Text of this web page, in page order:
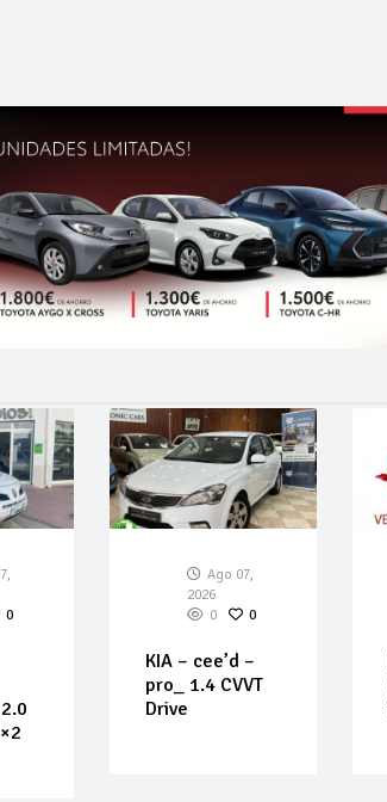
0
Ago 07,
2026
0
0
KIA – cee’d –
pro_ 1.4 CVVT
Drive